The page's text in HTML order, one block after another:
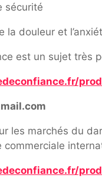
sécurité
douleur et
est un sujet
les marchés du